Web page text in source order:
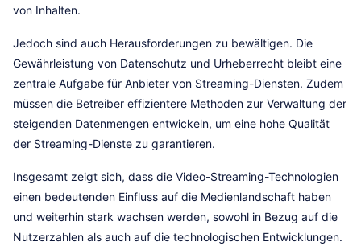
von Inhalten.
Jedoch sind auch Herausforderungen zu bewältigen. Die
Gewährleistung von Datenschutz und Urheberrecht bleibt eine
zentrale Aufgabe für Anbieter von Streaming-Diensten. Zudem
müssen die Betreiber effizientere Methoden zur Verwaltung der
steigenden Datenmengen entwickeln, um eine hohe Qualität
der Streaming-Dienste zu garantieren.
Insgesamt zeigt sich, dass die Video-Streaming-Technologien
einen bedeutenden Einfluss auf die Medienlandschaft haben
und weiterhin stark wachsen werden, sowohl in Bezug auf die
Nutzerzahlen als auch auf die technologischen Entwicklungen.